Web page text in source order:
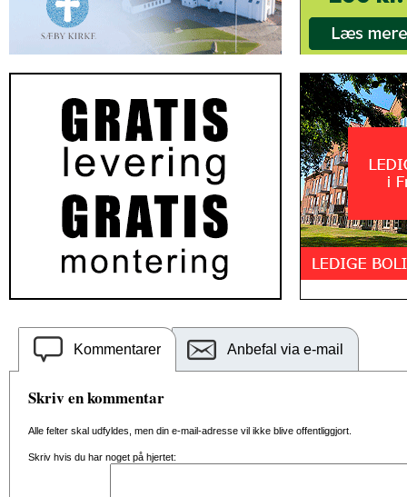
Kommentarer Anbefal via e-mail
Skriv en kommentar
Alle felter skal udfyldes, men din e-mail-adresse vil ikke blive offentliggjort.
Skriv hvis du har noget på hjertet: